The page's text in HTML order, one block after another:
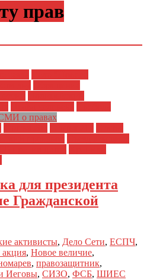
прав
о правах
для президента
Гражданской
активисты, Дело Сети, ЕСПЧ,
акция, Новое величие,
, правозащитник,
Иеговы, СИЗО, ФСБ, ШИЕС